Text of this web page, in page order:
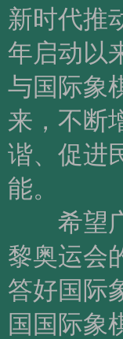
新时代推
年启动以
与国际象
来，不断
谐、促进
能。
希望广
黎奥运会
答好国际
国国际象